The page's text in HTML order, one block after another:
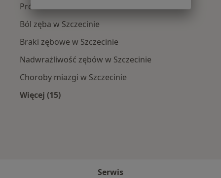
Próchnica w Szczecinie
Ból zęba w Szczecinie
Braki zębowe w Szczecinie
Nadwrażliwość zębów w Szczecinie
Choroby miazgi w Szczecinie
Więcej (15)
Serwis